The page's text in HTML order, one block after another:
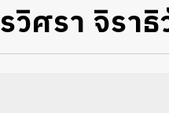
รวิศรา จิรา